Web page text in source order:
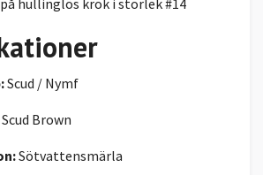
Scud / Nymf
Scud Brown
Sötvattensmärla